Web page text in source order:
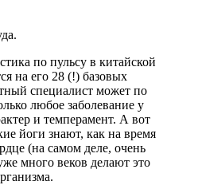
по пульсу в китайской
на его 28 (!) базовых
специалист может по
любое заболевание у
и темперамент. А вот
йоги знают, как на время
(на самом деле, очень
много веков делают это